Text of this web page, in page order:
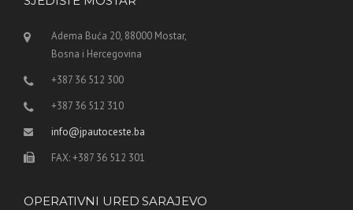
Adema Buća 20, 88000 Mostar,
Bosna i Hercegovina
+387 36 512 300
+387 36 512 310
info@jpautoceste.ba
FAX: +387 36 512 301
OPERATIVNI URED SARAJEVO